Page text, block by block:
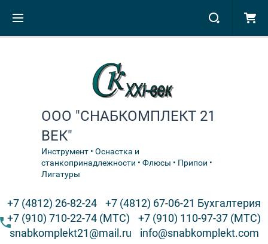
ООО "СНАБКОМПЛЕКТ 21
ВЕК"
Инструмент • Оснастка и
станкопринадлежности • Флюсы • Припои •
Лигатуры
+7 (4812) 26-82-24
+7 (4812) 67-06-21 Бухгалтерия
+7 (910) 710-22-74 (МТС)
+7 (910) 110-97-37 (МТС)
snabkomplekt21@mail.ru
info@snabkomplekt.com